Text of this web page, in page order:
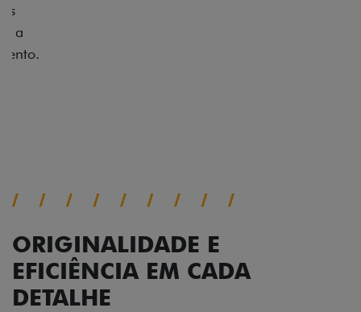
A flag italiana e o novo logo Fiat também aparecem
no interior do carro, que possui acabamento
impecável e detalhes escurecidos.
ORIGINALIDADE E
EFICIÊNCIA EM CADA
DETALHE